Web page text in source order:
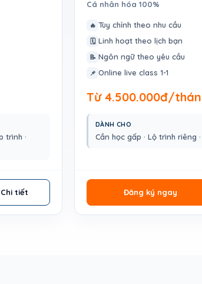
trình ·
Chi tiết
Cá nhân hóa 100%
🔥 Tùy chỉnh theo nhu cầu
🗓️ Linh hoạt theo lịch bạn
📝 Ngôn ngữ theo yêu cầu
📌 Online live class 1-1
Từ 4.500.000đ/
DÀNH CHO
Cần học gấp · Lộ trình riêng
Đăng ký ngay